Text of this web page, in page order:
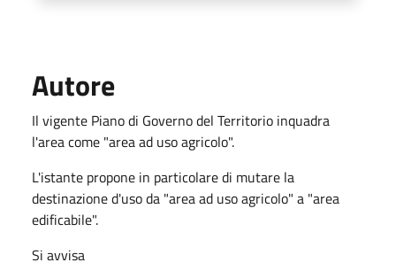
Autore
Il vigente Piano di Governo del Territorio inquadra
l'area come "area ad uso agricolo".
L'istante propone in particolare di mutare la
destinazione d'uso da "area ad uso agricolo" a "area
edificabile".
Si avvisa